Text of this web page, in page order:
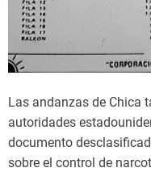
Las andanzas de Chica
autoridades
documento
sobre el control de